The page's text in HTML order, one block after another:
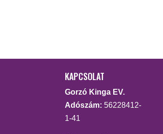
KAPCSOLAT
Gorzó Kinga EV.
Adószám: 56228412-
1-41